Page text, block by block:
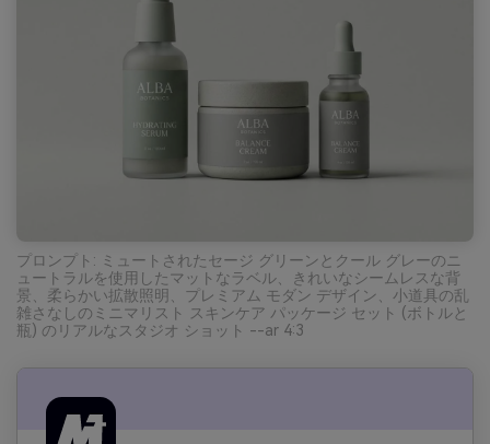
プロンプト: ミュートされたセージ グリーンとクール グレーのニ
ュートラルを使用したマットなラベル、きれいなシームレスな背
景、柔らかい拡散照明、プレミアム モダン デザイン、小道具の乱
雑さなしのミニマリスト スキンケア パッケージ セット (ボトルと
瓶) のリアルなスタジオ ショット --ar 4:3